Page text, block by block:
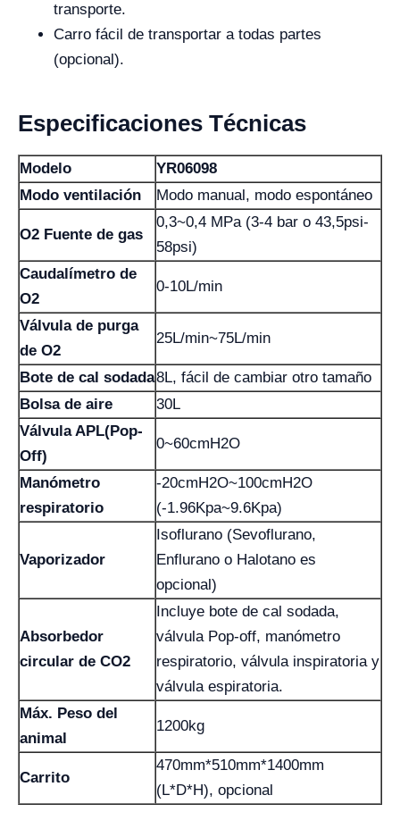
transporte.
Carro fácil de transportar a todas partes
(opcional).
Especificaciones Técnicas
Modelo
YR06098
Modo ventilación
Modo manual, modo espontáneo
O2 Fuente de gas
0,3~0,4 MPa (3-4 bar o 43,5psi-
58psi)
Caudalímetro de
O2
0-10L/min
Válvula de purga
de O2
25L/min~75L/min
Bote de cal sodada8L, fácil de cambiar otro tamaño
Bolsa de aire
30L
Válvula APL(Pop-
Off)
0~60cmH2O
Manómetro
respiratorio
-20cmH2O~100cmH2O
(-1.96Kpa~9.6Kpa)
Vaporizador
Isoflurano (Sevoflurano,
Enflurano o Halotano es
opcional)
Absorbedor
circular de CO2
Incluye bote de cal sodada,
válvula Pop-off, manómetro
respiratorio, válvula inspiratoria y
válvula espiratoria.
Máx. Peso del
animal
1200kg
Carrito
470mm*510mm*1400mm
(L*D*H), opcional